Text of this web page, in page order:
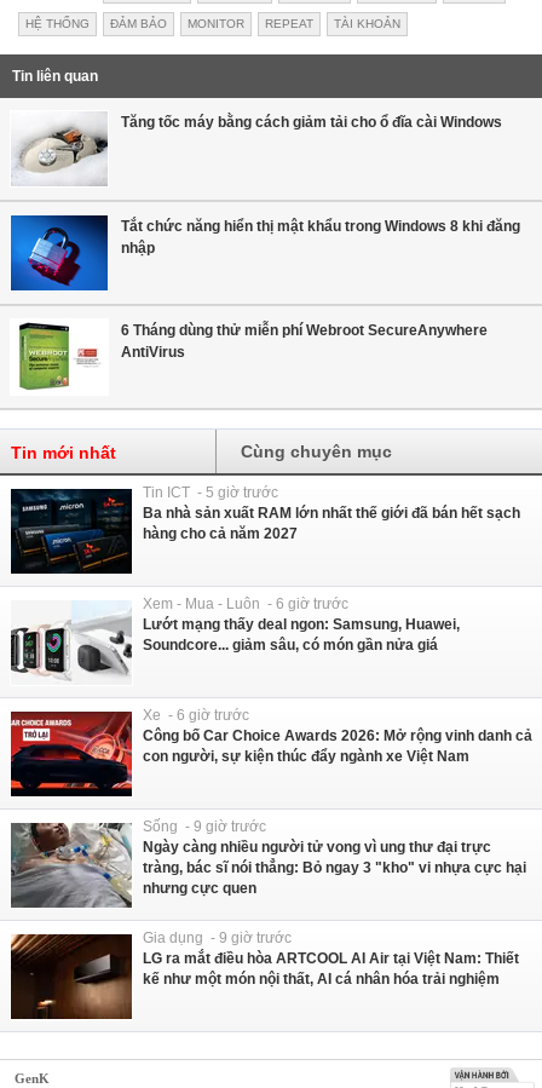
HỆ THỐNG ĐẢM BẢO MONITOR REPEAT TÀI KHOẢN
Tin liên quan
Tăng tốc máy bằng cách giảm tải cho ổ đĩa cài Windows
Tắt chức năng hiển thị mật khẩu trong Windows 8 khi đăng
nhập
6 Tháng dùng thử miễn phí Webroot SecureAnywhere
AntiVirus
Tin mới nhất Cùng chuyên mục
Tin ICT - 5 giờ trước
Ba nhà sản xuất RAM lớn nhất thế giới đã bán hết sạch
hàng cho cả năm 2027
Xem - Mua - Luôn - 6 giờ trước
Lướt mạng thấy deal ngon: Samsung, Huawei,
Soundcore... giảm sâu, có món gần nửa giá
Xe - 6 giờ trước
Công bố Car Choice Awards 2026: Mở rộng vinh danh cả
con người, sự kiện thúc đẩy ngành xe Việt Nam
Sống - 9 giờ trước
Ngày càng nhiều người tử vong vì ung thư đại trực
tràng, bác sĩ nói thẳng: Bỏ ngay 3 "kho" vi nhựa cực hại
nhưng cực quen
Gia dụng - 9 giờ trước
LG ra mắt điều hòa ARTCOOL AI Air tại Việt Nam: Thiết
kế như một món nội thất, AI cá nhân hóa trải nghiệm
GenK